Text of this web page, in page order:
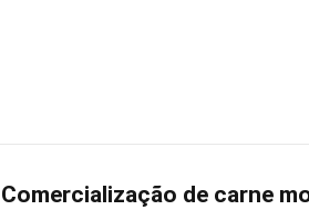
Comercialização de carne